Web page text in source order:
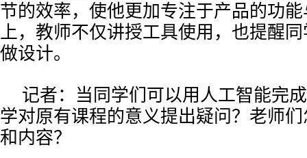
节的效率，使他更加专注于产品的功
上，教师不仅讲授工具使用，也提醒
做设计。
记者：当同学们可以用人工智能完
学对原有课程的意义提出疑问？老师
和内容？